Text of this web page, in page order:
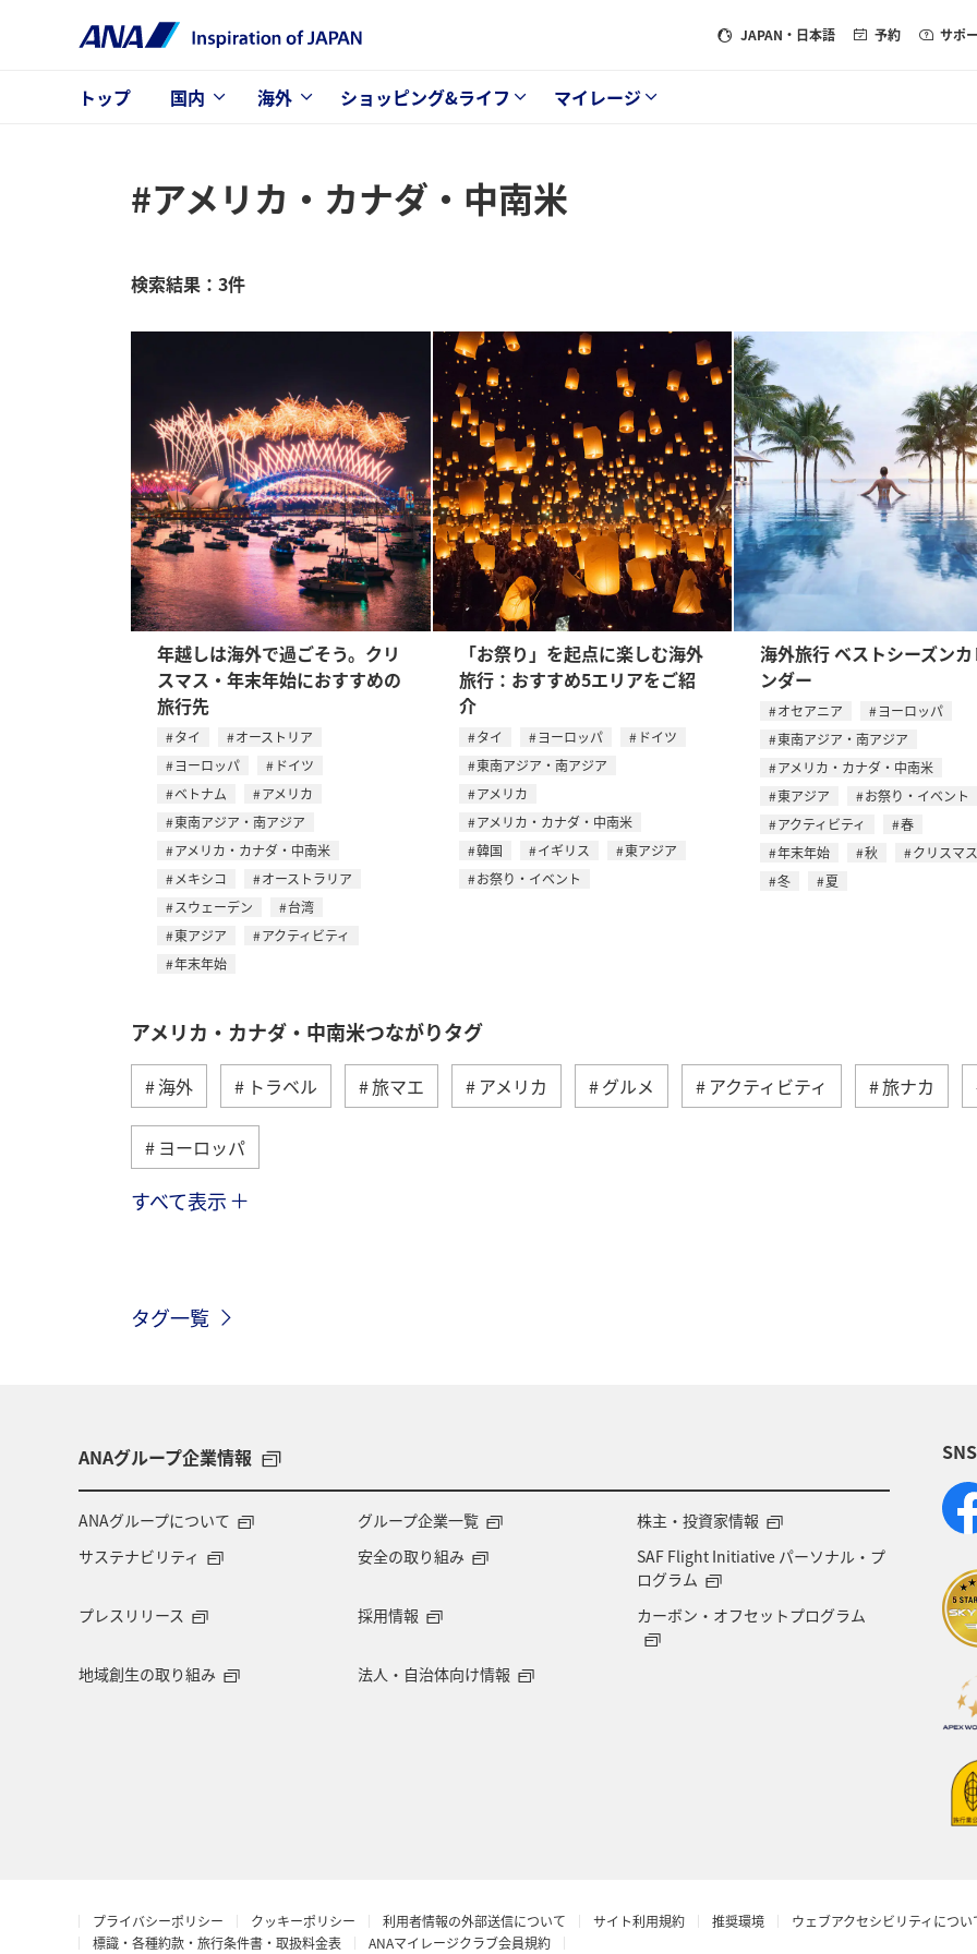
JAPAN ・日本語 予約 サポ
トップ 国内 海外 ショッピング&ライフ マイレージ
#アメリカ・カナダ・中南米
検索結果：3件
年越しは海外で過ごそう。クリ
スマス・年末年始におすすめの
旅行先
タイ
オーストリア
ヨーロッパ
ドイツ
ベトナム
アメリカ
東南アジア・南アジア
アメリカ・カナダ・中南米
メキシコ
オーストラリア
スウェーデン
台湾
東アジア
アクティビティ
年末年始
「お祭り」を起点に楽しむ海外
旅行：おすすめ5エリアをご紹
介
タイ ヨーロッパ
ドイツ
東南アジア・南アジア
アメリカ
アメリカ・カナダ・中南米
韓国
イギリス
東アジア
お祭り・イベント
海外旅行 ベストシーズン
ンダー
オセアニア
ヨーロッパ
東南アジア・南アジア
アメリカ・カナダ・中南米
東アジア
お祭り・イベント
アクティビティ
春
年末年始
秋
クリスマス
冬
夏
アメリカ・カナダ・中南米つながりタグ
海外 トラベル 旅マエ アメリカ グルメ アクティビティ 旅ナカ
ヨーロッパ
東南アジア・南アジア
自然・植物
韓国 イギリス 冬
すべて表示
タグ一覧
ANAグループ企業情報
ANAグループについて グループ企業一覧
株主・投資家情報
サステナビリティ
安全の取り組み
SAF Flight Initiative パーソナル・プ
ログラム
プレスリリース
採用情報 カーボン・オフセットプログラム
地域創生の取り組み 法人・自治体向け情報
プライバシーポリシー クッキーポリシー 利用者情報の外部送信について サイト利用規約 推奨環境
ウェブアクセシビリティについ
標識・各種約款・旅行条件書・取扱料金表
ANAマイレージクラブ会員規約